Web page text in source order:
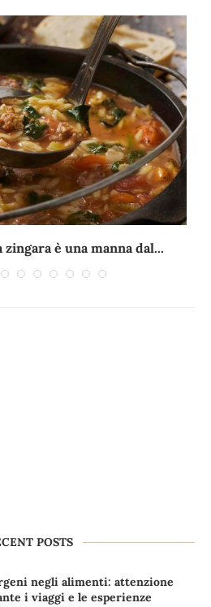
è una manna dal...
POSTS
negli alimenti: attenzione
i viaggi e le esperienze